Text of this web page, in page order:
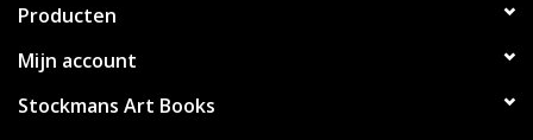
Producten
Mijn account
Stockmans Art Books